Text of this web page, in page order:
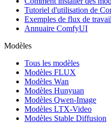
Tutoriel d'utilisation de
Exemples de flux de
Annuaire ComfyUI
Modèles
Tous les modèles
Modèles FLUX
Modèles Wan
Modèles Hunyuan
Modèles Qwen-Image
Modèles LTX-Video
Modèles Stable Diffusion